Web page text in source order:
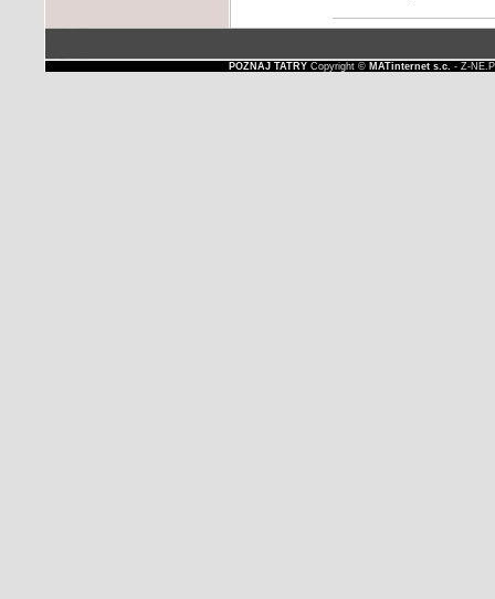
POZNAJ TATRYCopyright © MATinternet s.c. - Z-